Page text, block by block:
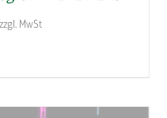
zzgl. MwSt